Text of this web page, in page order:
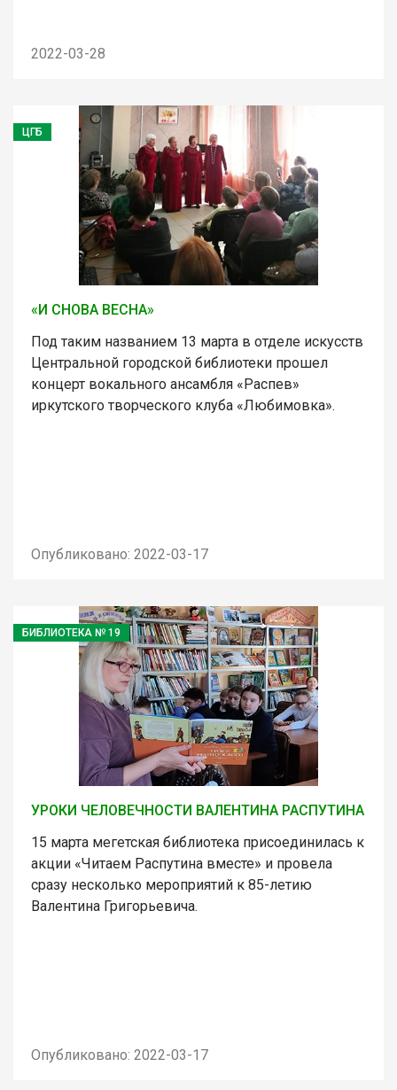
2022-03-28
ЦГБ
«И СНОВА ВЕСНА»
Под таким названием 13 марта в отделе искусств
Центральной городской библиотеки прошел
концерт вокального ансамбля «Распев»
иркутского творческого клуба «Любимовка».
Опубликовано: 2022-03-17
БИБЛИОТЕКА № 19
УРОКИ ЧЕЛОВЕЧНОСТИ ВАЛЕНТИНА РАСПУТИНА
15 марта мегетская библиотека присоединилась к
акции «Читаем Распутина вместе» и провела
сразу несколько мероприятий к 85-летию
Валентина Григорьевича.
Опубликовано: 2022-03-17